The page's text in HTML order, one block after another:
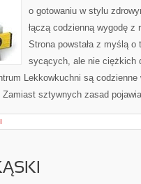
o gotowaniu w stylu
łączą codzienną wygodę
Strona powstała z myślą
sycących, ale nie ciężkich
Lekkowkuchni są codzienne
Zamiast sztywnych zasad